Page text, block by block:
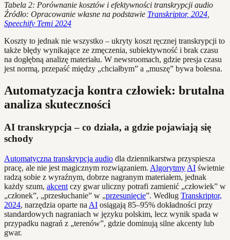
Tabela 2: Porównanie kosztów i efektywności transkrypcji audio
Źródło: Opracowanie własne na podstawie Transkriptor, 2024
Speechify Temi 2024
Koszty to jednak nie wszystko – ukryty koszt ręcznej transkrypcji to
także błędy wynikające ze zmęczenia, subiektywność i brak czasu
na dogłębną analizę materiału. W newsroomach, gdzie presja czasu
jest normą, przepaść między „chciałbym” a „muszę” bywa bolesna.
Automatyzacja kontra człowiek: brutalna
analiza skuteczności
AI transkrypcja – co działa, a gdzie pojawiają się
schody
Automatyczna transkrypcja audio dla dziennikarstwa przyspiesza
pracę, ale nie jest magicznym rozwiązaniem. Algorytmy AI świetnie
radzą sobie z wyraźnym, dobrze nagranym materiałem, jednak
każdy szum, akcent czy gwar uliczny potrafi zamienić „człowiek” w
„członek”, „przesłuchanie” w „przesunięcie”. Według Transkriptor,
2024, narzędzia oparte na AI osiągają 85–95% dokładności przy
standardowych nagraniach w języku polskim, lecz wynik spada w
przypadku nagrań z „terenów”, gdzie dominują silne akcenty lub
gwar.